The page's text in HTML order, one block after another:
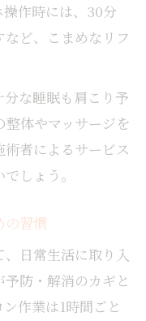
作時には、30分
ど、こまめなリフ
な睡眠も肩こり予
体やマッサージを
者によるサービス
しょう。
の習慣
日常生活に取り入
防・解消のカギと
作業は1時間ごと